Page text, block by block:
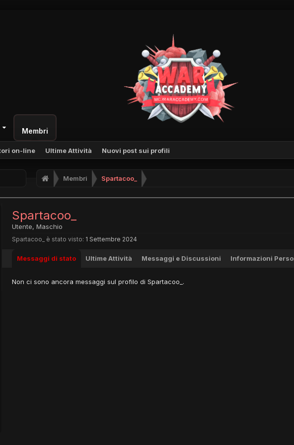
Membri
on-line Ultime Attività Nuovi post sui profili
Membri Spartacoo_
Spartacoo_
Utente, Maschio
Spartacoo_ è stato visto: 1 Settembre 2024
Messaggi di stato Ultime Attività Messaggi e Discussioni Informazioni
Non ci sono ancora messaggi sul profilo di Spartacoo_.